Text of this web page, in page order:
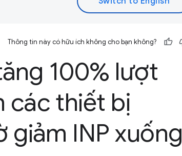
Thông tin này có hữu ích không cho bạn không?
100% lượt
các thiết bị
INP xuống